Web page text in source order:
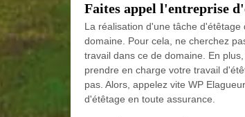
Faites appel l'entreprise
La réalisation d'une tâche
domaine. Pour cela, ne cherchez
travail dans ce de domaine. En
prendre en charge votre travail
pas. Alors, appelez vite WP
d'étêtage en toute assurance.